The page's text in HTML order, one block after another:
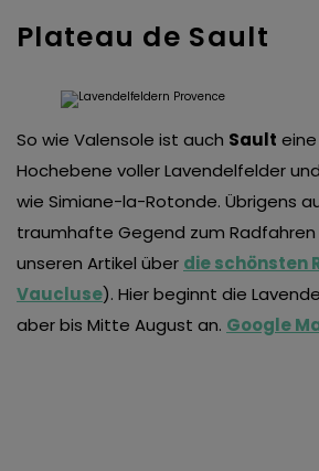
Plateau de Sault
So wie Valensole ist auch Sault
Hochebene voller Lavendelfelder
wie Simiane-la-Rotonde. Übrigens
traumhafte Gegend zum
unseren Artikel über die schönsten
Vaucluse). Hier beginnt die
aber bis Mitte August an. Google